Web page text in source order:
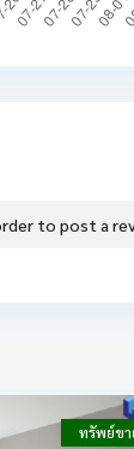
to post a
ทรัพย์ขา